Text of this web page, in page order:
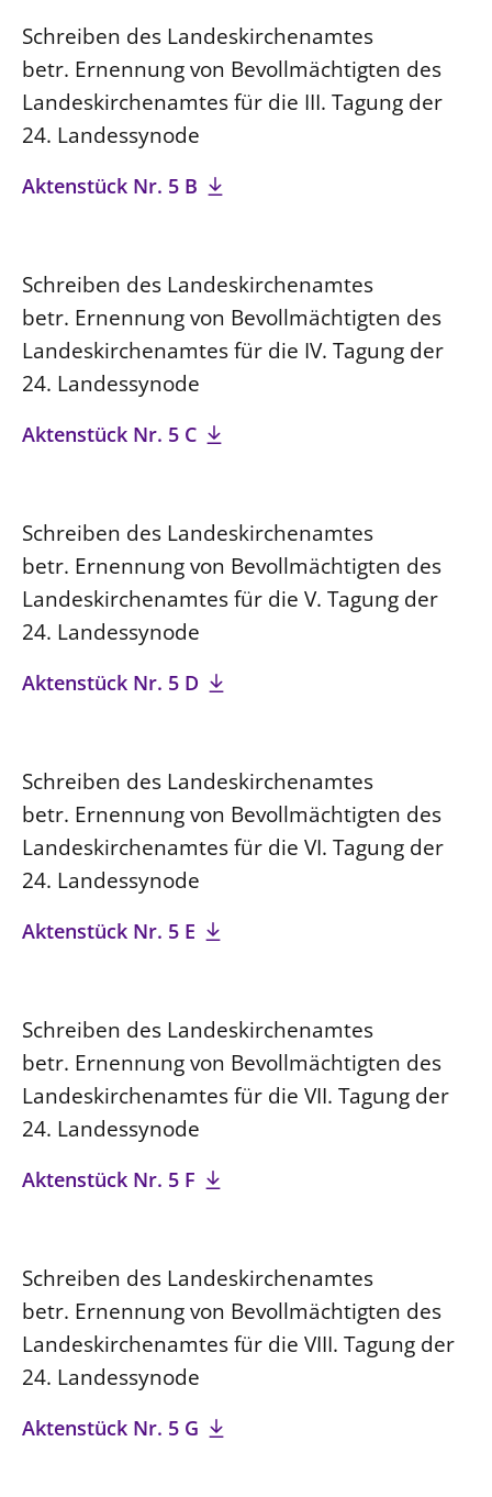
Schreiben des Landeskirchenamtes
betr. Ernennung von Bevollmächtigten des
Landeskirchenamtes für die III. Tagung der
24. Landessynode
Aktenstück Nr. 5 B
Schreiben des Landeskirchenamtes
betr. Ernennung von Bevollmächtigten des
Landeskirchenamtes für die IV. Tagung der
24. Landessynode
Aktenstück Nr. 5 C
Schreiben des Landeskirchenamtes
betr. Ernennung von Bevollmächtigten des
Landeskirchenamtes für die V. Tagung der
24. Landessynode
Aktenstück Nr. 5 D
Schreiben des Landeskirchenamtes
betr. Ernennung von Bevollmächtigten des
Landeskirchenamtes für die VI. Tagung der
24. Landessynode
Aktenstück Nr. 5 E
Schreiben des Landeskirchenamtes
betr. Ernennung von Bevollmächtigten des
Landeskirchenamtes für die VII. Tagung der
24. Landessynode
Aktenstück Nr. 5 F
Schreiben des Landeskirchenamtes
betr. Ernennung von Bevollmächtigten des
Landeskirchenamtes für die VIII. Tagung der
24. Landessynode
Aktenstück Nr. 5 G